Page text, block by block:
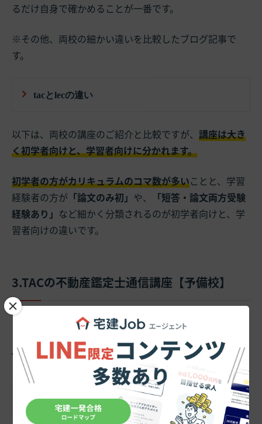
るだけ自身で確かめることが一番です。
※その他、両校の細かい違いを比較したブログ記事で
す。
tacとlecの違い
以下は、両校の講座のご紹介と比較ですが、 講座は大き
く初学者向けと、学習者向けに分かれます。
初学者の方がカリキュラムのコマ数が多いことと、学習
経験者の方が 「論文のみ初」 や、
「短答・論文両方受験
経験あり」 など細かく分類されるのが初学者向けと、学
習者向けの違いです。
3.TACの不動産鑑定士通信講座【予備校】
じっくり深く勉強派はTACです。
YouTubeチャンネルでも試験制度や攻略法などがアップ
されているので、参考になります。
TAC不動産鑑定士【公式】
×